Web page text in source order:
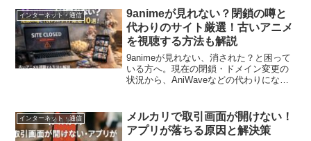
を継続利用するための簡単3ステップ移行
戦略を徹底ガイドします。安全なメール
環境への移行は今すぐ！
インターネット・通信
9animeが見れない？閉鎖の噂と
代わりのサイト厳選！古いアニメ
を視聴する方法も解説
9animeが見れない、消された？と困って
いる方へ。現在の閉鎖・ドメイン変更の
状況から、AniWaveなどの代わりになる
詳しく解説。セキュリティ対策や安全な
公式VODの活用法も網羅した完全ガイド
です。
インターネット・通信
メルカリで取引画面が開けない！
アプリが落ちる原因と解決策